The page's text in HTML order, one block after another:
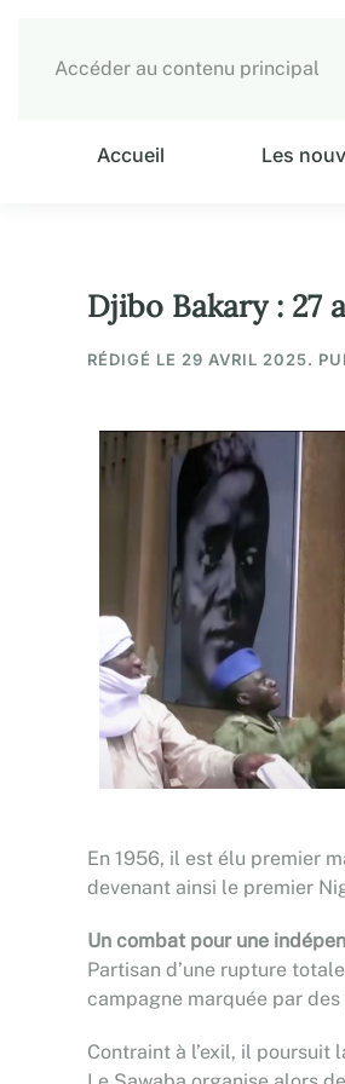
Accéder au contenu principal
Accueil Les
Djibo Bakary : 27
RÉDIGÉ LE 29 AVRIL 2025.
En 1956, il est élu premier
devenant ainsi le premier
Un combat pour une
Partisan d’une rupture
campagne marquée par
Contraint à l’exil, il